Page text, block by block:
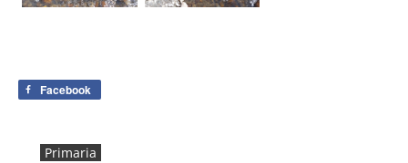
Facebook
Primaria